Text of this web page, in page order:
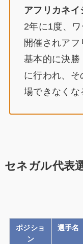
アフリカネ
2年に1度、
開催されアフ
基本的に決勝
に行われ、そ
場できなくな
セネガル代表
ポジショ
ン
選手名